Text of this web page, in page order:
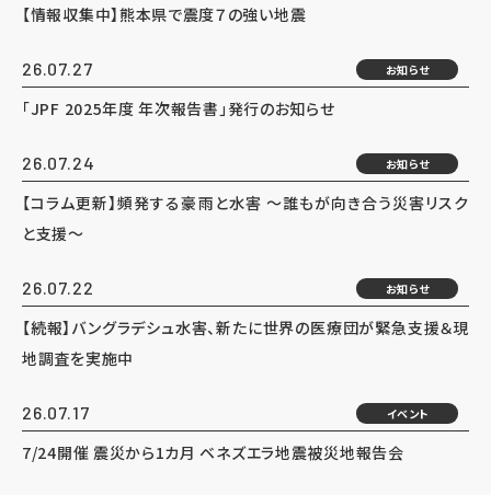
【情報収集中】熊本県で震度７の強い地震
26.07.27 お知らせ
「JPF 2025年度 年次報告書」発行のお知らせ
26.07.24 お知らせ
【コラム更新】頻発する豪雨と水害 ～誰もが向き合う災害リスク
と支援～
26.07.22 お知らせ
【続報】バングラデシュ水害、新たに世界の医療団が緊急支援＆現
地調査を実施中
26.07.17 イベント
7/24開催 震災から1カ月 ベネズエラ地震被災地報告会